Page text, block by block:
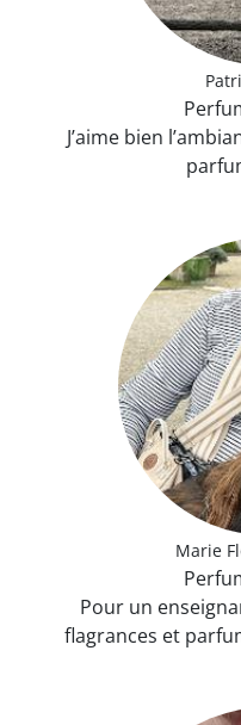
J’aime bien
Marie
Pour un
flagrances et